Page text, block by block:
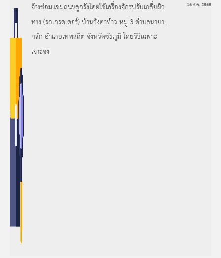
จ้างซ่อมแซมถนนลูกรังโดยใช้เครื่องจักรปรับเกลี่ยผิว
ทาง (รถเกรดเดอร์) บ้านวังตาท้าว หมู่ 3 ตำบลนายาง
กลัก อำเภอเทพสถิต จังหวัดชัยภูมิ โดยวิธีเฉพาะ
เจาะจง
16 ธ.ค. 2565